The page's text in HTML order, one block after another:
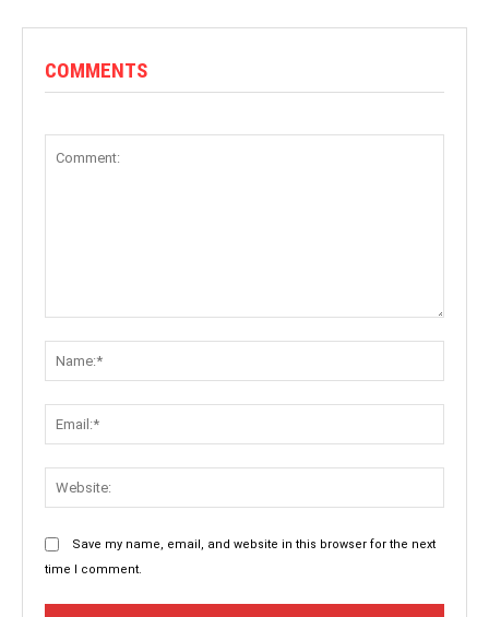
COMMENTS
Save my name, email, and website in this browser for the next
time I comment.